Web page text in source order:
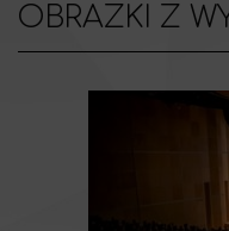
OBRAZKI Z